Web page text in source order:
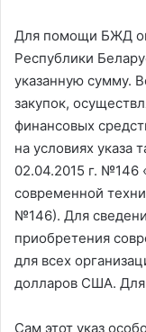
Для помощи БЖД
Республики
указанную сумму.
закупок,
финансовых
на условиях указа
02.04.2015 г. №146
современной
№146). Для
приобретения
для всех
долларов США. Для
Сам этот указ